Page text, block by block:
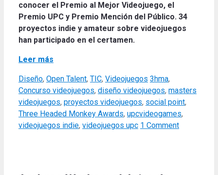
conocer el Premio al Mejor Videojuego, el
Premio UPC y Premio Mención del Público. 34
proyectos indie y amateur sobre videojuegos
han participado en el certamen.
Leer más
Categories
Diseño, Open Talent, TIC, Videojuegos Tags
3hma,
Concurso videojuegos, diseño videojuegos, masters
videojuegos, proyectos videojuegos, social point,
Three Headed Monkey Awards, upcvideogames,
videojuegos indie, videojuegos upc 1 Comment